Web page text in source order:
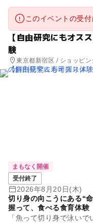
このイベントの受付
【自由研究にもオス
験
東京都新宿区 / ショッピ
学び体験
まもなく開催
受付終了
2026年8月20日(木)
切り身の向こうにある“
握って、食べる食育体験
「魚って切り身で泳い